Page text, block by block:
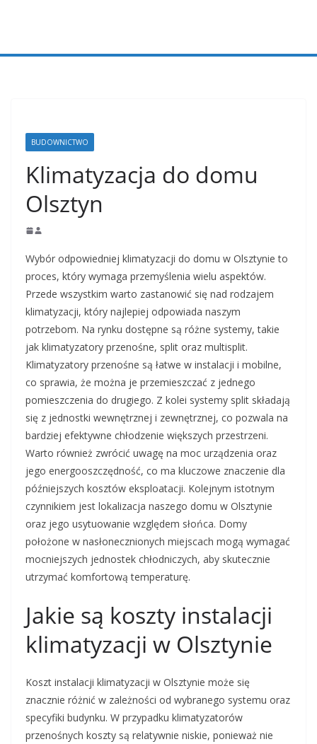
BUDOWNICTWO
Klimatyzacja do domu
Olsztyn
Wybór odpowiedniej klimatyzacji do domu w Olsztynie to
proces, który wymaga przemyślenia wielu aspektów.
Przede wszystkim warto zastanowić się nad rodzajem
klimatyzacji, który najlepiej odpowiada naszym
potrzebom. Na rynku dostępne są różne systemy, takie
jak klimatyzatory przenośne, split oraz multisplit.
Klimatyzatory przenośne są łatwe w instalacji i mobilne,
co sprawia, że można je przemieszczać z jednego
pomieszczenia do drugiego. Z kolei systemy split składają
się z jednostki wewnętrznej i zewnętrznej, co pozwala na
bardziej efektywne chłodzenie większych przestrzeni.
Warto również zwrócić uwagę na moc urządzenia oraz
jego energooszczędność, co ma kluczowe znaczenie dla
późniejszych kosztów eksploatacji. Kolejnym istotnym
czynnikiem jest lokalizacja naszego domu w Olsztynie
oraz jego usytuowanie względem słońca. Domy
położone w nasłonecznionych miejscach mogą wymagać
mocniejszych jednostek chłodniczych, aby skutecznie
utrzymać komfortową temperaturę.
Jakie są koszty instalacji
klimatyzacji w Olsztynie
Koszt instalacji klimatyzacji w Olsztynie może się
znacznie różnić w zależności od wybranego systemu oraz
specyfiki budynku. W przypadku klimatyzatorów
przenośnych koszty są relatywnie niskie, ponieważ nie